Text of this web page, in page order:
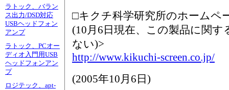
ラトック、バラン
ス出力/DSD対応
USBヘッドフォン
アンプ
ラトック、PCオー
ディオ入門用USB
ヘッドフォンアン
プ
ロジテック、apt-
□キクチ科学研究所のホームペ
(10月6日現在、この製品に関
ない)>
http://www.kikuchi-screen.co.jp/
(2005年10月6日 )